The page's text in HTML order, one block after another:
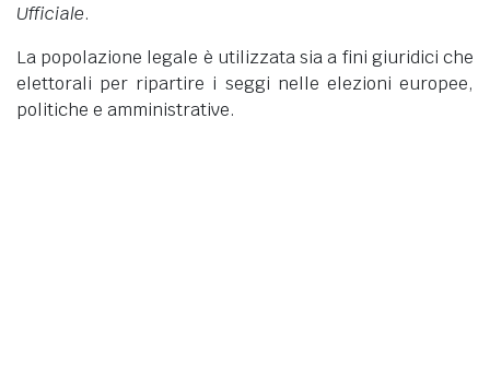
Ufficiale.
La popolazione legale è utilizzata sia a fini giuridici che
elettorali per ripartire i seggi nelle elezioni europee,
politiche e amministrative.